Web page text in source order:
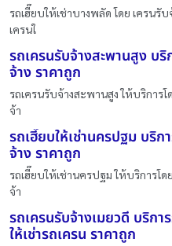
รถเฮี๊ยบให้เช่าบางพลัด โดย เครนรั
เครนใ
รถเครนรับจ้างสะพานสูง บ
จ้าง ราคาถูก
รถเครนรับจ้างสะพานสูง ให้บริการ
จ้า
รถเฮี๊ยบให้เช่านครปฐม บริก
จ้าง ราคาถูก
รถเฮี๊ยบให้เช่านครปฐม ให้บริการโ
จ้า
รถเครนรับจ้างเมยวดี บริกา
ให้เช่ารถเครน ราคาถูก